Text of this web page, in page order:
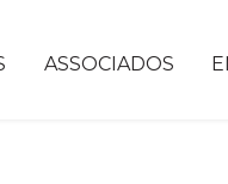
ASSOCIADOS